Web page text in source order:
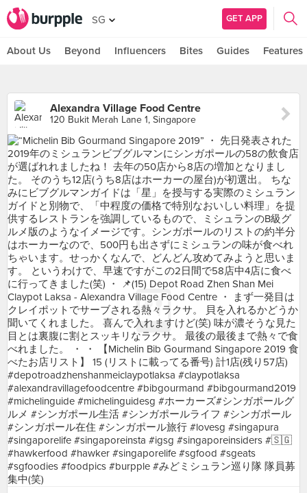
SG GET APP
About Us Beyond Influencers Bites Guides Features
Alexandra Village Food Centre
120 Bukit Merah Lane 1, Singapore